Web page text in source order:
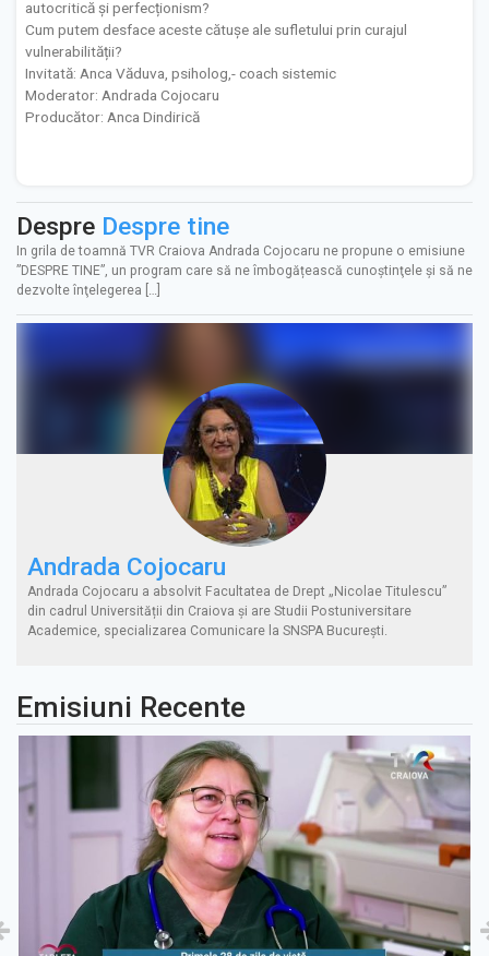
autocritică și perfecționism?
Cum putem desface aceste cătușe ale sufletului prin curajul
vulnerabilității?
Invitată: Anca Văduva, psiholog,- coach sistemic
Moderator: Andrada Cojocaru
Producător: Anca Dindirică
Despre Despre tine
In grila de toamnă TVR Craiova Andrada Cojocaru ne propune o emisiune
”DESPRE TINE”, un program care să ne îmbogățească cunoştinţele şi să ne
dezvolte înţelegerea […]
Andrada Cojocaru
Andrada Cojocaru a absolvit Facultatea de Drept „Nicolae Titulescu”
din cadrul Universității din Craiova și are Studii Postuniversitare
Academice, specializarea Comunicare la SNSPA București.
Emisiuni Recente